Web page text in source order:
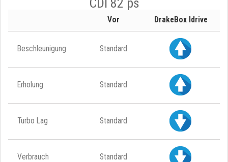
Vor DrakeBox Idrive
Beschleunigung Standard
Erholung Standard
Turbo Lag Standard
Verbrauch Standard